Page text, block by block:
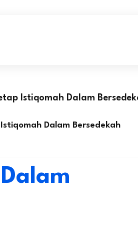
Istiqomah Dalam
Dalam Bersedekah